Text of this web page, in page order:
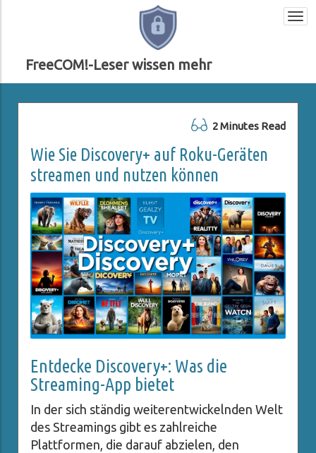
FreeCOM!-Leser wissen mehr
2 Minutes Read
Wie Sie Discovery+ auf Roku-Geräten
streamen und nutzen können
Entdecke Discovery+: Was die
Streaming-App bietet
In der sich ständig weiterentwickelnden Welt
des Streamings gibt es zahlreiche
Plattformen, die darauf abzielen, den